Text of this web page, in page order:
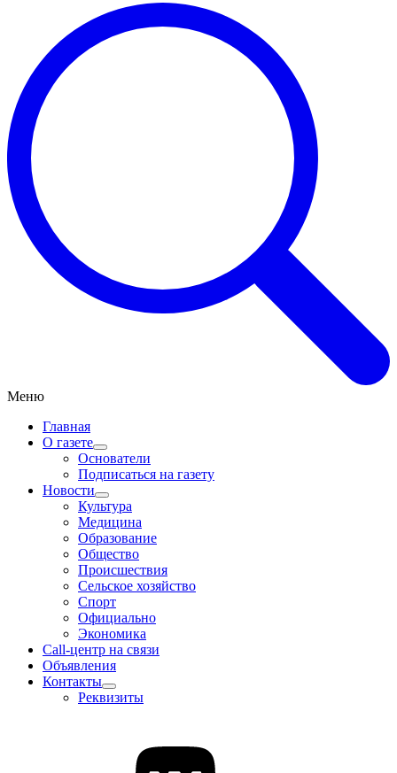
Меню
Главная
О газете
Основатели
Подписаться на газету
Новости
Культура
Медицина
Образование
Общество
Происшествия
Сельское хозяйство
Спорт
Официально
Экономика
Call-центр на связи
Объявления
Контакты
Реквизиты